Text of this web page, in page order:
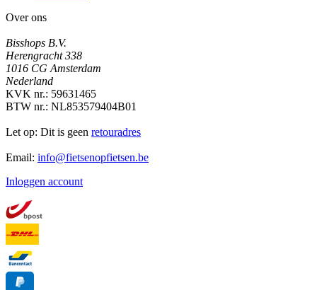
Over ons
Bisshops B.V.
Herengracht 338
1016 CG Amsterdam
Nederland
KVK nr.: 59631465
BTW nr.: NL853579404B01
Let op: Dit is geen retouradres
Email: info@fietsenopfietsen.be
Inloggen account